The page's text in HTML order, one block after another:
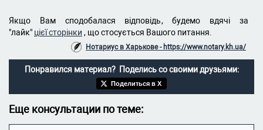
Якщо Вам сподобалася відповідь, будемо вдячі за
"лайк" цієї сторінки , що стосується Вашого питання.
Нотариус в Харькове - https://www.notary.kh.ua/
Понравился материал? Поделись со своими друзьями:
Поделиться в X
Еще консультации по теме: